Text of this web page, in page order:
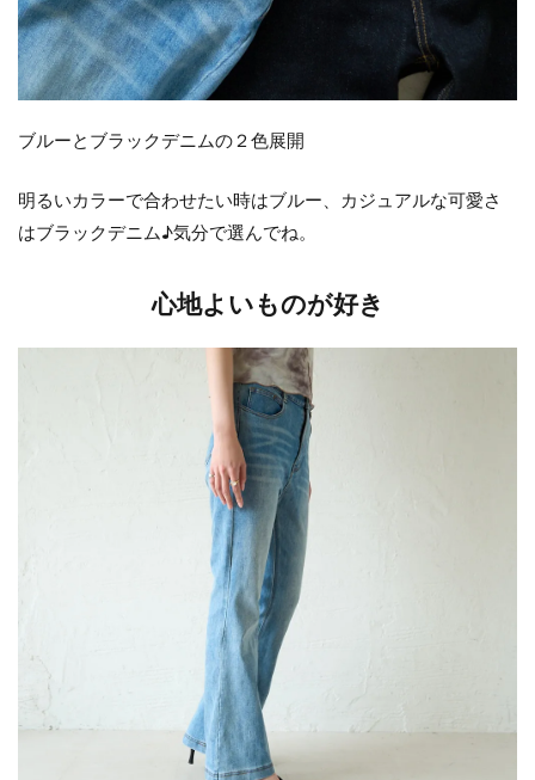
ブルーとブラックデニムの２色展開
明るいカラーで合わせたい時はブルー、カジュアルな可愛さ
はブラックデニム♪気分で選んでね。
心地よいものが好き